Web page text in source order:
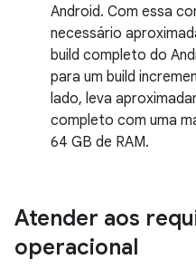
Android. Com essa
necessário
build completo do
para um build
lado, leva
completo com uma
64 GB de RAM.
Atender aos
operacional